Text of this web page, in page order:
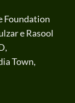
Foundation
e Rasool
Town,